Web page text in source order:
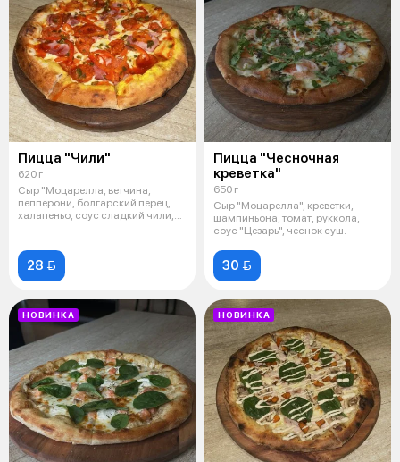
Пицца "Чили"
620 г
Сыр "Моцарелла, ветчина,
пепперони, болгарский перец,
халапеньо, соус сладкий чили,
28 
Пицца "Чесночная
креветка"
650 г
Сыр "Моцарелла", креветки,
шампиньона, томат, руккола,
соус "Цезарь", чеснок суш.
30 
НОВИНКА НОВИНКА